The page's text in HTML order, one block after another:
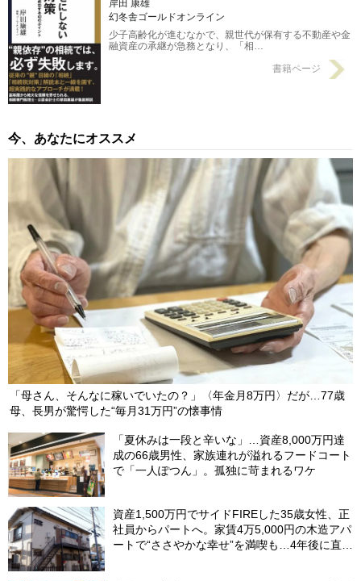
岸田 康雄
幻冬舎ゴールドオンライン
少子高齢化が進むなかで、親世代が保有する不動産や金
融資産の承継が急務となり、「相…
書籍ページ
今、あなたにオススメ
「母さん、そんなに稼いでいたの？」〈年金月8万円〉だが…77歳
母、長男が驚愕した“毎月31万円”の懐事情
「夏休みは一段と辛いな」…資産8,000万円達
成の66歳男性、家族連れが溢れるフードコート
で「一人ぽつん」。孤独に苛まれるワケ
資産1,500万円でサイドFIREした35歳女性、正
社員からパートへ。家賃4万5,000円の木造アパ
ートで“ささやかな幸せ”を満喫も…4年後に直面